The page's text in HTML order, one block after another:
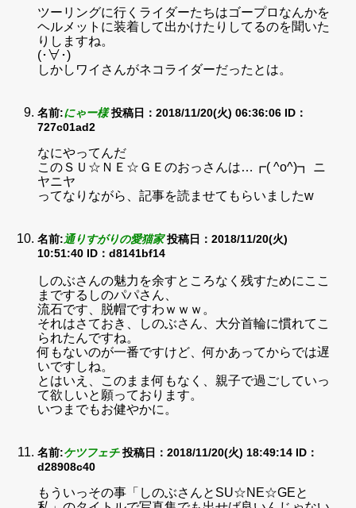
ツーリングに行くライダーたちはゴープロなんかを
ヘルメットに装着して出かけたりしてるのを聞いた
りしますね。
(･∀･)
しかしワイさんがネコライダーだったとは。
名前:にゃー様 投稿日：2018/11/20(火) 06:36:06 ID：
727c01ad2
なにやってんだ
このＳＵ☆ＮＥ☆ＧＥのおっさんは…┏( ^o^)┓ ニ
ヤニヤ
ってなりながら、記事を読ませてもらいましたw
名前:通りすがりの愛猫家 投稿日：2018/11/20(火)
10:51:40 ID：d8141bf14
しのぶさんの魅力を余すところなく残すためにここ
までするしのパパさん、
流石です、脱帽ですわｗｗｗ。
それはさておき、しのぶさん、大分首輪に慣れてこ
られたんですね。
何もないのが一番ですけど、何かあってからでは遅
いですしね。
とはいえ、このまま何もなく、親子で過ごしていっ
て欲しいと願っております。
いつまでもお健やかに。
名前:ケツフェチ 投稿日：2018/11/20(火) 18:49:14 ID：
d28908c40
もういっその事「しのぶさんとSU☆NE☆GEと